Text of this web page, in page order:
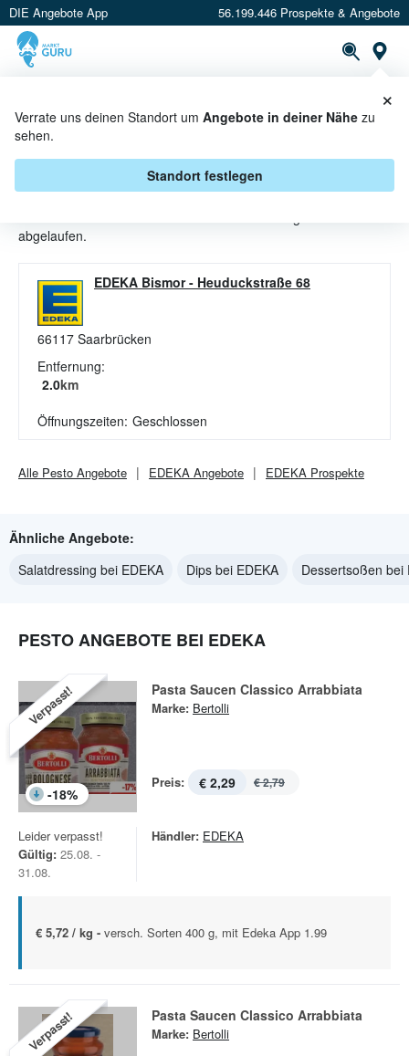
DIE Angebote App 56.199.446 Prospekte & Angebote
Verrate uns deinen Standort um Angebote in deiner Nähe zu
sehen.
Standort festlegen
×
PESTO ANGEBOTE & AKTIONEN
abgelaufen.
EDEKA Bismor- Heuduckstraße 68
66117 Saarbrücken
Entfernung:
2.0km
Öffnungszeiten: Geschlossen
Alle Pesto Angebote EDEKA Angebote EDEKA Prospekte
Ähnliche Angebote:
Salatdressing bei EDEKA
Dips bei EDEKA Dessertsoßen bei
PESTO ANGEBOTE BEI EDEKA
Verpasst!
-18%
Pasta Saucen Classico Arrabbiata
Marke: Bertolli
Preis: € 2,29 € 2,79
Leider verpasst!
Gültig: 25.08. -
31.08.
Händler: EDEKA
€ 5,72 / kg - versch. Sorten 400 g, mit Edeka App 1.99
Verpasst! Pasta Saucen Classico Arrabbiata
Marke: Bertolli